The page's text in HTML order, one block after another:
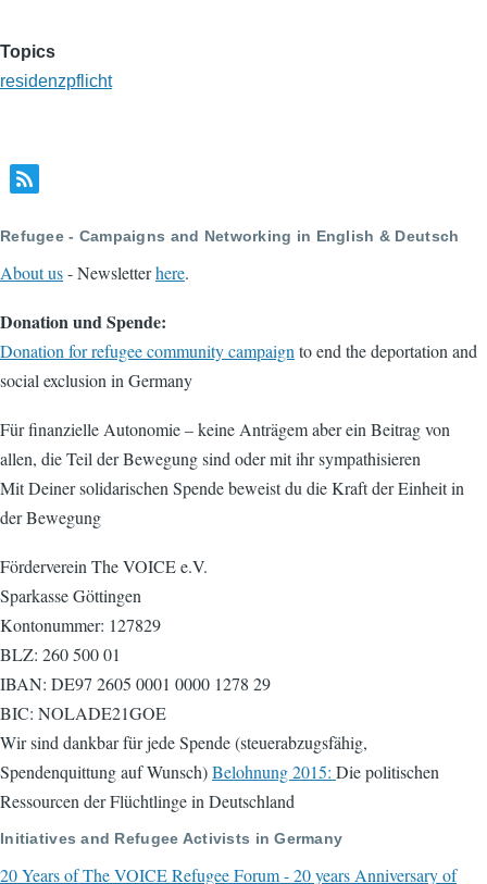
Topics
residenzpflicht
Refugee - Campaigns and Networking in English & Deutsch
About us- Newsletterhere.
Donation und Spende:
Donation for refugee community campaignto end the deportation and
social exclusion in Germany
Für finanzielle Autonomie – keine Anträgem aber ein Beitrag von
allen, die Teil der Bewegung sind oder mit ihr sympathisieren
Mit Deiner solidarischen Spende beweist du die Kraft der Einheit in
der Bewegung
Förderverein The VOICE e.V.
Sparkasse Göttingen
Kontonummer: 127829
BLZ: 260 500 01
IBAN: DE97 2605 0001 0000 1278 29
BIC: NOLADE21GOE
Wir sind dankbar für jede Spende (steuerabzugsfähig,
Spendenquittung auf Wunsch)Belohnung 2015: Die politischen
Ressourcen der Flüchtlinge in Deutschland
Initiatives and Refugee Activists in Germany
20 Years of The VOICE Refugee Forum - 20 years Anniversary of